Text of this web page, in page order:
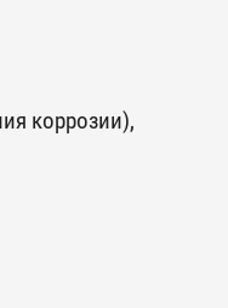
коррозии),